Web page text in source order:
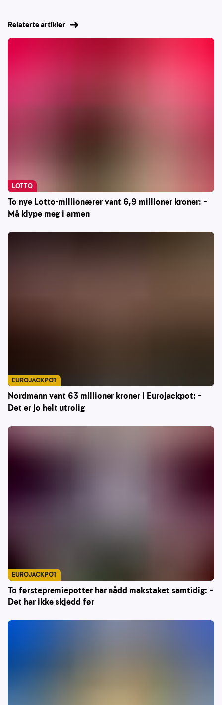
Relaterte artikler
To nye Lotto-millionærer vant 6,9 millioner kroner: –
Må klype meg i armen
LOTTO
Nordmann vant 63 millioner kroner i Eurojackpot: –
Det er jo helt utrolig
EUROJACKPOT
To førstepremiepotter har nådd makstaket samtidig: –
Det har ikke skjedd før
EUROJACKPOT